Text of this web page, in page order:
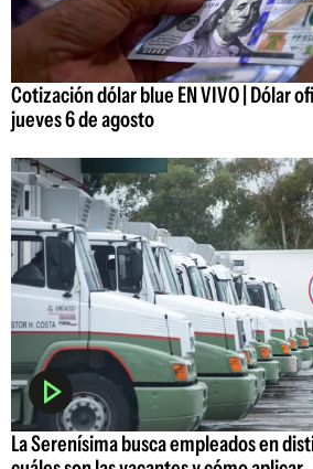
Cotización dólar blue EN VIVO | Dólar
jueves 6 de agosto
La Serenísima busca empleados en